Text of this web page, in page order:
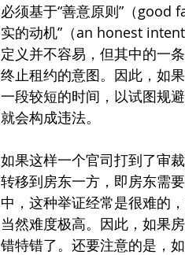
必须基于“善意原则”（good
实的动机”（an honest
定义并不容易，但其中的一
终止租约的意图。因此，如
一段较短的时间，以试图规
就会构成违法。
如果这样一个官司打到了审
转移到房东一方，即房东需
中，这种举证经常是很难的
当然难度极高。因此，如果
错特错了。还要注意的是，